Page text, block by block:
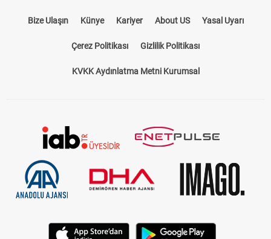
Bize Ulaşın Künye Kariyer About US Yasal Uyarı
Çerez Politikası Gizlilik Politikası
KVKK Aydınlatma Metni Kurumsal